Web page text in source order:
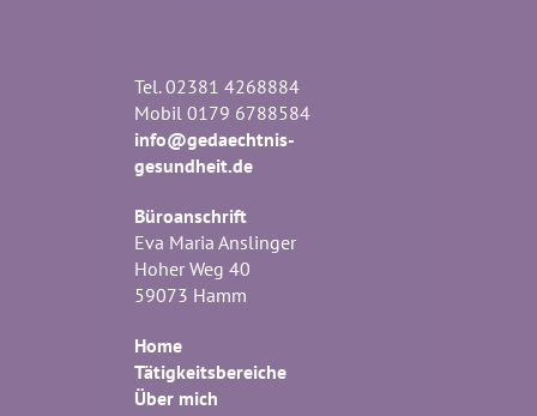
Tel. 02381 4268884
Mobil 0179 6788584
info@gedaechtnis-
gesundheit.de
Büroanschrift
Eva Maria Anslinger
Hoher Weg 40
59073 Hamm
Home
Tätigkeitsbereiche
Über mich